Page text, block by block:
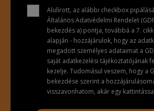
Alulírott, az alábbi checkbox
Általános Adatvédelmi Rendelet
bekezdés a) pontja, továbbá a 7.
alapján - hozzájárulok, hogy az
megadott személyes adataimat a
saját adatkezelési tájékoztatójának
kezelje. Tudomásul veszem, hogy a
bekezdése szerint a
visszavonhatom, akár egy